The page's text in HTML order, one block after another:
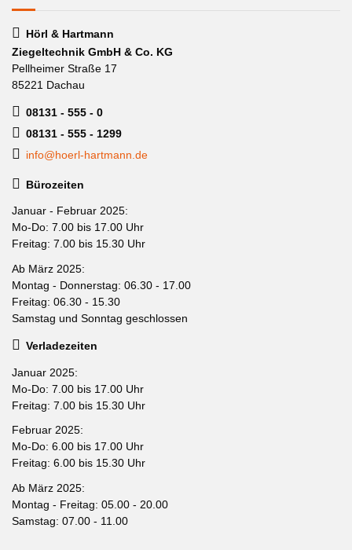
Hörl & Hartmann
Ziegeltechnik GmbH & Co. KG
Pellheimer Straße 17
85221 Dachau
08131 - 555 - 0
08131 - 555 - 1299
info@hoerl-hartmann.de
Bürozeiten
Januar - Februar 2025:
Mo-Do: 7.00 bis 17.00 Uhr
Freitag: 7.00 bis 15.30 Uhr
Ab März 2025:
Montag - Donnerstag: 06.30 - 17.00
Freitag: 06.30 - 15.30
Samstag und Sonntag geschlossen
Verladezeiten
Januar 2025:
Mo-Do: 7.00 bis 17.00 Uhr
Freitag: 7.00 bis 15.30 Uhr
Februar 2025:
Mo-Do: 6.00 bis 17.00 Uhr
Freitag: 6.00 bis 15.30 Uhr
Ab März 2025:
Montag - Freitag: 05.00 - 20.00
Samstag: 07.00 - 11.00